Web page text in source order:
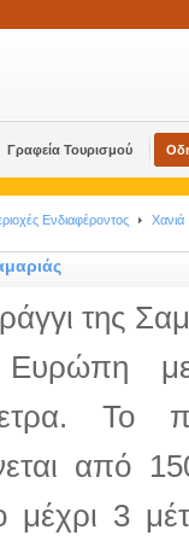
Γραφεία Τουρισμού
Ενδιαφέροντος Χανιά
της
Ευρώπη
Το
από
μέχρι 3